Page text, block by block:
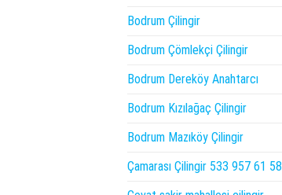
Bodrum Çilingir
Bodrum Çömlekçi Çilingir
Bodrum Dereköy Anahtarcı
Bodrum Kızılağaç Çilingir
Bodrum Mazıköy Çilingir
Çamarası Çilingir 533 957 61 58